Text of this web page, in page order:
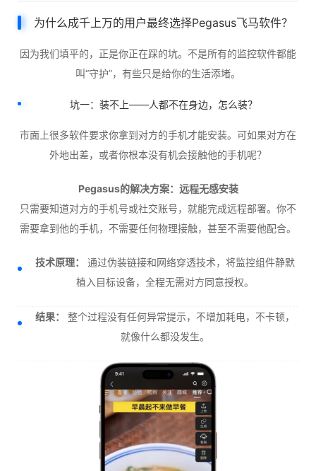
为什么成千上万的用户最终选择Pegasus飞马软件？
因为我们填平的，正是你正在踩的坑。不是所有的监控软件都能
叫“守护”，有些只是给你的生活添堵。
坑一：装不上——人都不在身边，怎么装？
市面上很多软件要求你拿到对方的手机才能安装。可如果对方在
外地出差，或者你根本没有机会接触他的手机呢？
Pegasus的解决方案：远程无感安装
只需要知道对方的手机号或社交账号，就能完成远程部署。你不
需要拿到他的手机，不需要任何物理接触，甚至不需要他配合。
技术原理：
通过伪装链接和网络穿透技术，将监控组件静默
植入目标设备，全程无需对方同意授权。
结果：
整个过程没有任何异常提示，不增加耗电，不卡顿，
就像什么都没发生。